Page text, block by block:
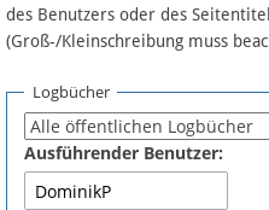
FAQ
Fördermitglied werden
Fehler melden
des Benutzers oder des
(Groß-/Kleinschreibung muss
Logbücher
Ausführender Benutzer: